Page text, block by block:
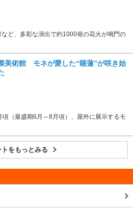
ど、多彩な演出で約1000発の花火が鳴門の
美術館 モネが愛した“睡蓮”が咲き始
（最盛期6月～8月頃）、屋外に展示するモ
トをもっとみる